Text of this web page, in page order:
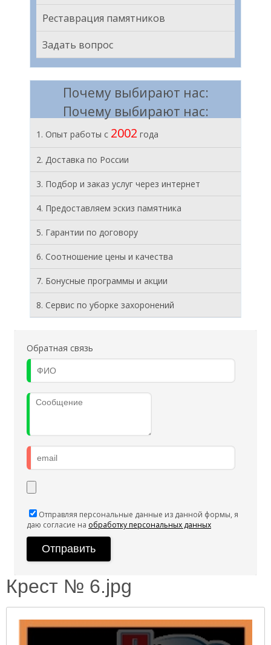
Реставрация памятников
Задать вопрос
Почему выбирают нас:
Почему выбирают нас:
1. Опыт работы с 2002 года
2. Доставка по России
3. Подбор и заказ услуг через интернет
4. Предоставляем эскиз памятника
5. Гарантии по договору
6. Соотношение цены и качества
7. Бонусные программы и акции
8. Cервис по уборке захоронений
Обратная связь
Отправляя персональные данные из данной формы, я
даю согласие на обработку персональных данных
Крест № 6.jpg